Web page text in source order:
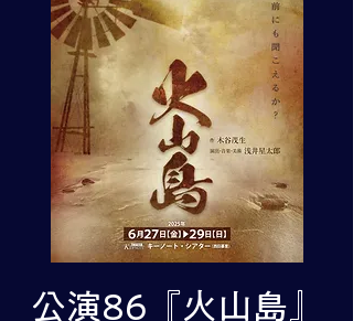
公演86『火山島』